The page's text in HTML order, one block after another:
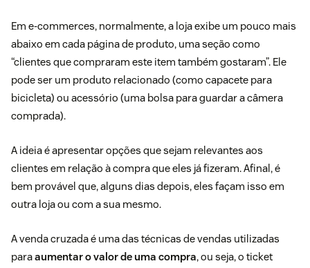
Em e-commerces, normalmente, a loja exibe um pouco mais
abaixo em cada página de produto, uma seção como
“clientes que compraram este item também gostaram”. Ele
pode ser um produto relacionado (como capacete para
bicicleta) ou acessório (uma bolsa para guardar a câmera
comprada).
A ideia é apresentar opções que sejam relevantes aos
clientes em relação à compra que eles já fizeram. Afinal, é
bem provável que, alguns dias depois, eles façam isso em
outra loja ou com a sua mesmo.
A venda cruzada é uma das técnicas de vendas utilizadas
paraaumentar o valor de uma compra, ou seja, o ticket